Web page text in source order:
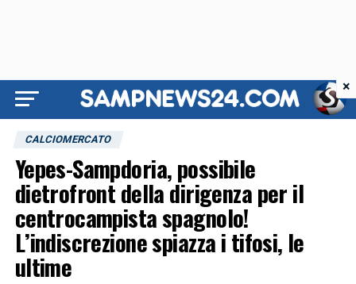
CALCIOMERCATO
Yepes-Sampdoria, possibile
dietrofront della dirigenza per il
centrocampista spagnolo!
L’indiscrezione spiazza i tifosi, le
ultime
×